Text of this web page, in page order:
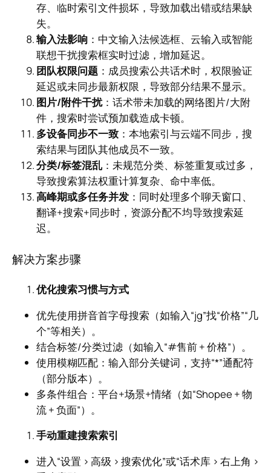
存、临时索引文件损坏，导致加载出错或结果缺
失。
输入法影响 ：中文输入法候选框、云输入或智能
联想干扰搜索框实时过滤，增加延迟。
团队权限问题 ：成员搜索公共话术时，权限验证
延迟或未同步最新权限，导致部分结果不显示。
图片/附件干扰：话术带未加载的网络图片/大附
件，搜索时尝试预加载造成卡顿。
多设备同步不一致 ：本地索引与云端不同步，搜
索结果与团队其他成员不一致。
分类/标签混乱 ：未规范分类、标签重复或过多，
导致搜索算法权重计算复杂、命中率低。
高峰期或多任务并发 ：同时处理多个聊天窗口、
翻译+搜索+同步时，资源分配不均导致搜索延
迟。
解决方案步骤
优化搜索习惯与方式
优先使用拼音首字母搜索（如输入“jg”找“价格”“几
个”等相关）。
结合标签/分类过滤（如输入“#售前 + 价格”）。
使用模糊匹配：输入部分关键词，支持“*”通配符
（部分版本）。
多条件组合：平台+场景+情绪（如“Shopee + 物
流 + 负面”）。
手动重建搜索索引
进入“设置 > 高级 > 搜索优化”或“话术库 > 右上角 >